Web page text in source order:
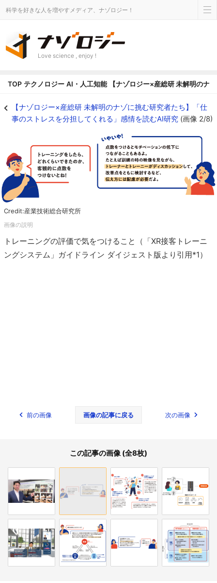
科学を好きな人を増やすメディア、ナゾロジー！
Love science , enjoy !
TOP テクノロジー AI・人工知能 【ナゾロジー×産総研 未解明のナ
【ナゾロジー×産総研 未解明のナゾに挑む研究者たち】「仕
事のストレスを分担してくれる」感情を読むAI研究 (画像 2/8)
Credit:産業技術総合研究所
トレーニングの評価で気をつけること（「XR接客トレーニ
ングシステム」ガイドライン ダイジェスト版より引用*1）
前の画像 画像の記事に戻る 次の画像
この記事の画像 (全8枚)